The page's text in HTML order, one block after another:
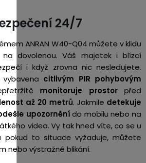
24/7
ANRAN W40-Q04 můžete v klidu
dovolenou. Váš majetek i blízcí
i když zrovna nic nesledujete.
citlivým PIR pohybovým
monitoruje prostorpřed
až 20 metrů. Jakmile detekuje
upozorněnído mobilu nebo na
videa. Vy tak hned víte, co se u
to situace vyžaduje, můžete
nebo výstražné blikání.